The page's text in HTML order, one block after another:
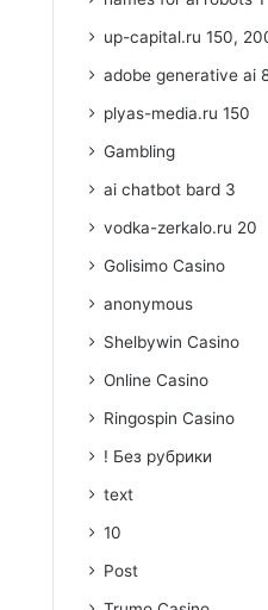
up-capital.ru 150,
adobe generative ai
plyas-media.ru 150
Gambling
ai chatbot bard 3
vodka-zerkalo.ru 20
Golisimo Casino
anonymous
Shelbywin Casino
Online Casino
Ringospin Casino
! Без рубрики
text
10
Post